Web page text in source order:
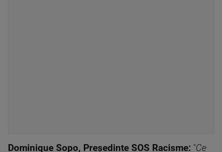
Dominique Sopo, Președinte SOS Racisme: "Ce